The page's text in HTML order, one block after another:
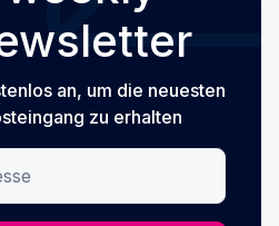
an, um die neuesten
zu erhalten